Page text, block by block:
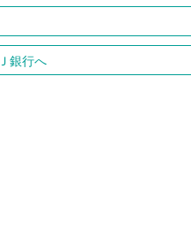
銀行へ